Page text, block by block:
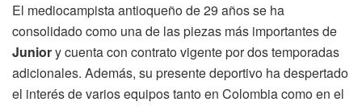
El mediocampista antioqueño de 29 años se ha
consolidado como una de las piezas más importantes de
Juniory cuenta con contrato vigente por dos temporadas
adicionales. Además, su presente deportivo ha despertado
el interés de varios equipos tanto en Colombia como en el